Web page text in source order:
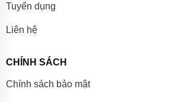
Tuyển dụng
Liên hệ
CHÍNH SÁCH
Chính sách bảo mật